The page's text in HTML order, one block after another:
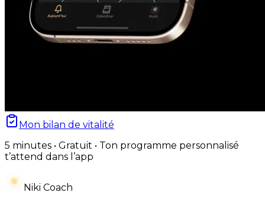
Mon bilan de vitalité
5 minutes • Gratuit • Ton programme personnalisé
t’attend dans l’app
Niki Coach